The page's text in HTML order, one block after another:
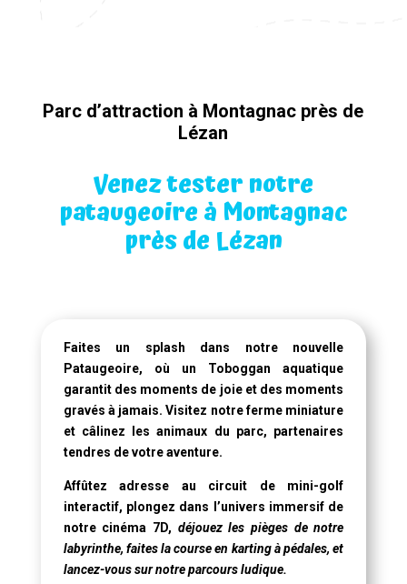
Parc d’attraction à Montagnac près de
Lézan
Venez tester notre
pataugeoire à Montagnac
près de Lézan
Faites un splash dans notre nouvelle
Pataugeoire, où un Toboggan aquatique
garantit des moments de joie et des moments
gravés à jamais. Visitez notre ferme miniature
et câlinez les animaux du parc, partenaires
tendres de votre aventure.
Affûtez adresse au circuit de mini-golf
interactif, plongez dans l’univers immersif de
notre cinéma 7D, déjouez les pièges de notre
labyrinthe, faites la course en karting à pédales, et
lancez-vous sur notre parcours ludique.